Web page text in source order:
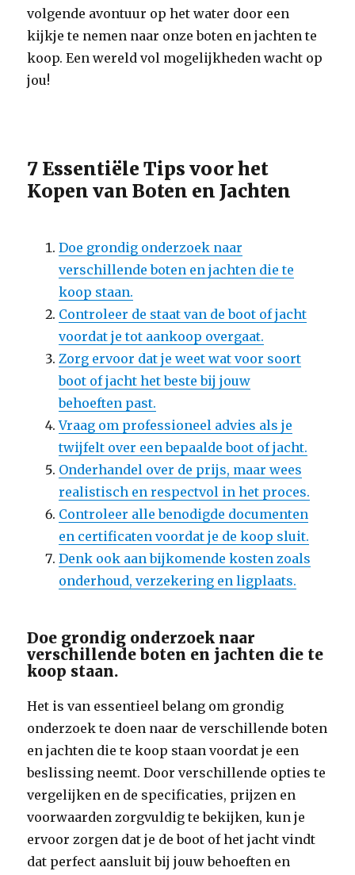
volgende avontuur op het water door een
kijkje te nemen naar onze boten en jachten te
koop. Een wereld vol mogelijkheden wacht op
jou!
7 Essentiële Tips voor het
Kopen van Boten en Jachten
Doe grondig onderzoek naar
verschillende boten en jachten die te
koop staan.
Controleer de staat van de boot of jacht
voordat je tot aankoop overgaat.
Zorg ervoor dat je weet wat voor soort
boot of jacht het beste bij jouw
behoeften past.
Vraag om professioneel advies als je
twijfelt over een bepaalde boot of jacht.
Onderhandel over de prijs, maar wees
realistisch en respectvol in het proces.
Controleer alle benodigde documenten
en certificaten voordat je de koop sluit.
Denk ook aan bijkomende kosten zoals
onderhoud, verzekering en ligplaats.
Doe grondig onderzoek naar
verschillende boten en jachten die te
koop staan.
Het is van essentieel belang om grondig
onderzoek te doen naar de verschillende boten
en jachten die te koop staan voordat je een
beslissing neemt. Door verschillende opties te
vergelijken en de specificaties, prijzen en
voorwaarden zorgvuldig te bekijken, kun je
ervoor zorgen dat je de boot of het jacht vindt
dat perfect aansluit bij jouw behoeften en